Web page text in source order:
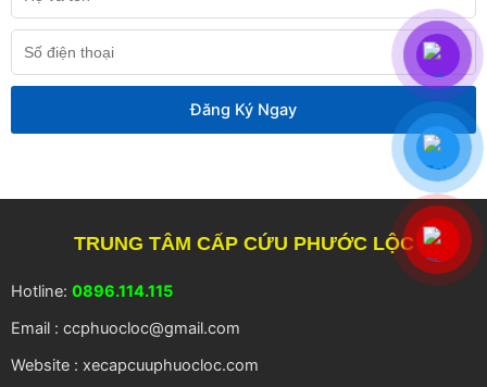
và
tên
điện
thoại
Đăng Ký Ngay
TRUNG TÂM CẤP CỨU PHƯỚC LỘC
Hotline: 0896.114.115
Email : ccphuocloc@gmail.com
Website : xecapcuuphuocloc.com